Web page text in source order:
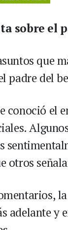
sobre el
que
padre del
conoció el
otros
adelante y